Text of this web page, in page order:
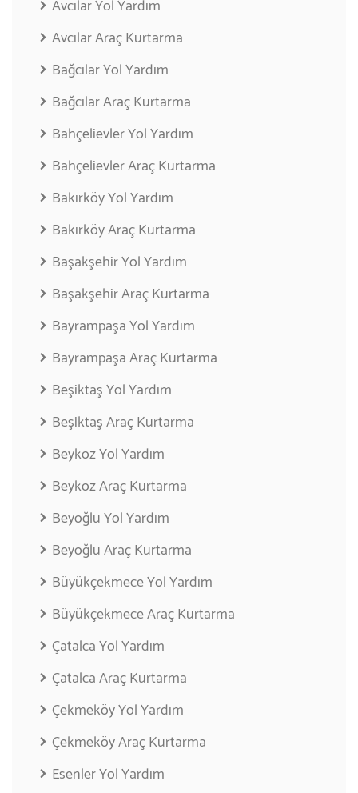
Avcılar Yol Yardım
Avcılar Araç Kurtarma
Bağcılar Yol Yardım
Bağcılar Araç Kurtarma
Bahçelievler Yol Yardım
Bahçelievler Araç Kurtarma
Bakırköy Yol Yardım
Bakırköy Araç Kurtarma
Başakşehir Yol Yardım
Başakşehir Araç Kurtarma
Bayrampaşa Yol Yardım
Bayrampaşa Araç Kurtarma
Beşiktaş Yol Yardım
Beşiktaş Araç Kurtarma
Beykoz Yol Yardım
Beykoz Araç Kurtarma
Beyoğlu Yol Yardım
Beyoğlu Araç Kurtarma
Büyükçekmece Yol Yardım
Büyükçekmece Araç Kurtarma
Çatalca Yol Yardım
Çatalca Araç Kurtarma
Çekmeköy Yol Yardım
Çekmeköy Araç Kurtarma
Esenler Yol Yardım